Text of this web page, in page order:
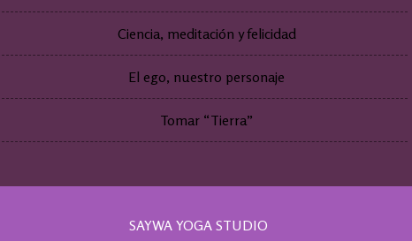
Ciencia, meditación y felicidad
El ego, nuestro personaje
Tomar “Tierra”
SAYWA YOGA STUDIO